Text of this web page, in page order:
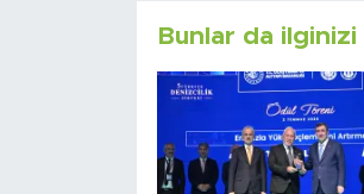
Bunlar da